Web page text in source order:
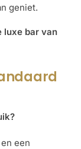
geniet.
luxe bar van
een